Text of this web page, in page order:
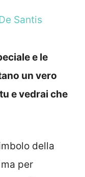
Santis
e le
un vero
e vedrai che
della
per